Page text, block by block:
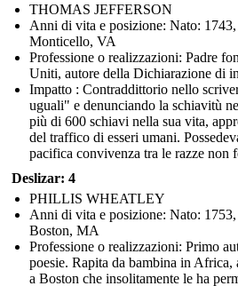
THOMAS JEFFERSON
Anni di vita e posizione: Nato:
Monticello, VA
Professione o realizzazioni: Padre
Uniti, autore della Dichiarazione di
Impatto : Contraddittorio nello
uguali" e denunciando la schiavitù
più di 600 schiavi nella sua vita,
del traffico di esseri umani.
pacifica convivenza tra le razze non
Deslizar: 4
PHILLIS WHEATLEY
Anni di vita e posizione: Nato:
Boston, MA
Professione o realizzazioni: Primo
poesie. Rapita da bambina in
a Boston che insolitamente le ha